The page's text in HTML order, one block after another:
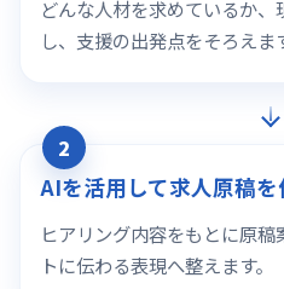
どんな人材を求めているか
し、支援の出発点をそろえま
2
AIを活用して求人原稿
ヒアリング内容をもとに原
トに伝わる表現へ整えます。